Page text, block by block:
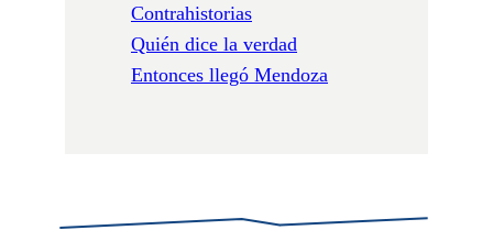
Contrahistorias
Quién dice la verdad
Entonces llegó Mendoza